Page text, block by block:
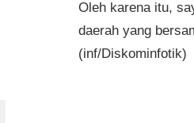
Oleh karena itu,
daerah yang
(inf/Diskominfotik)